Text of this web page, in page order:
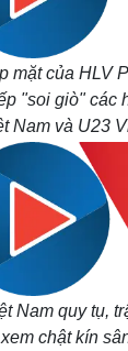
mặt của HLV
"soi giò" các
Nam và U23
Nam quy tụ,
chật kín